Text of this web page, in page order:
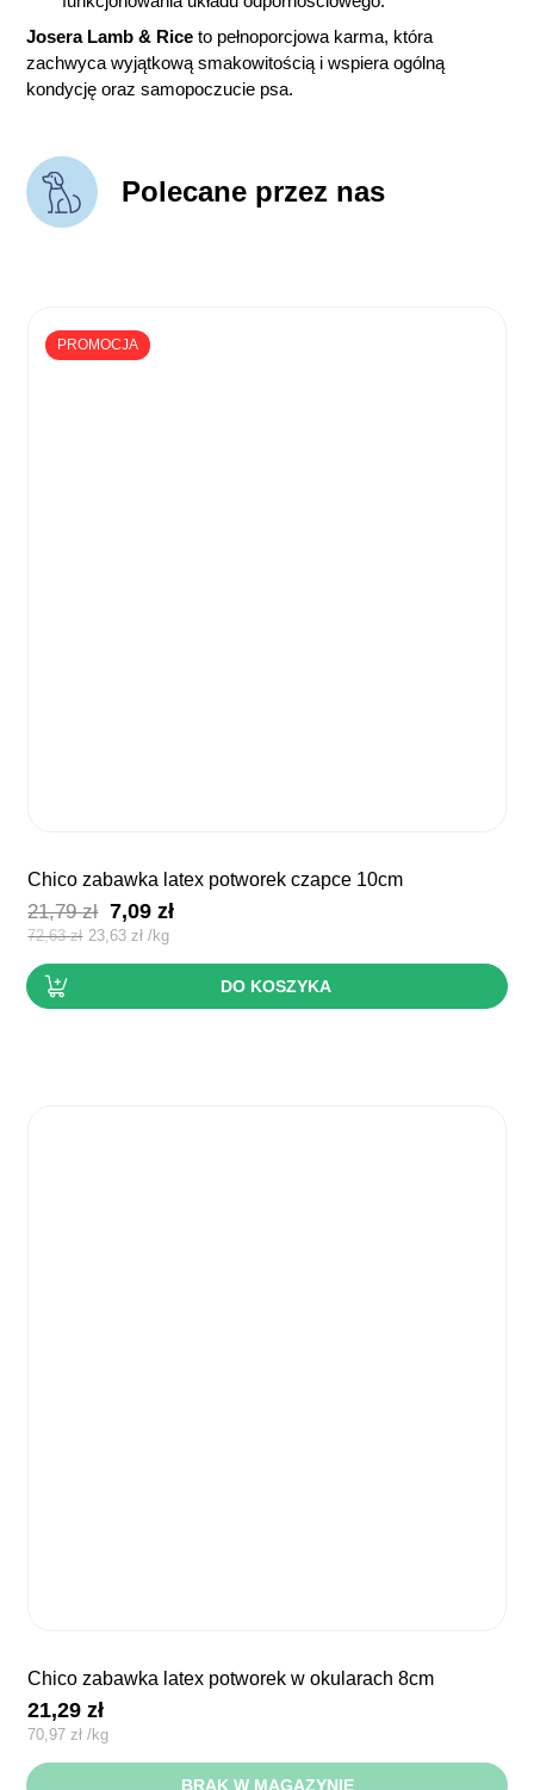
Josera Lamb & Rice to pełnoporcjowa karma, która
zachwyca wyjątkową smakowitością i wspiera ogólną
kondycję oraz samopoczucie psa.
Polecane przez nas
PROMOCJA
chico zabawka latex potworek czapce 10cm
21,79zł Pierwotna
cena
wynosiła:
7,09złAktualna
wynosi:
7,09 zł.
72,63zł 23,63zł /kg
DO KOSZYKA
chico zabawka latex potworek w okularach 8cm
21,29zł
70,97zł /kg
BRAK W MAGAZYNIE